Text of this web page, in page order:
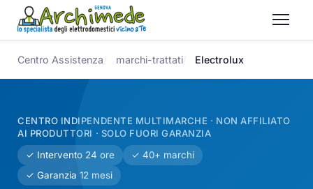
Centro Assistenza marchi-trattati Electrolux
CENTRO INDIPENDENTE MULTIMARCHE · NON AFFILIATO
AI PRODUTTORI · SOLO FUORI GARANZIA
✓ Intervento 24 ore
✓ 40+ marchi
✓ Garanzia 12 mesi